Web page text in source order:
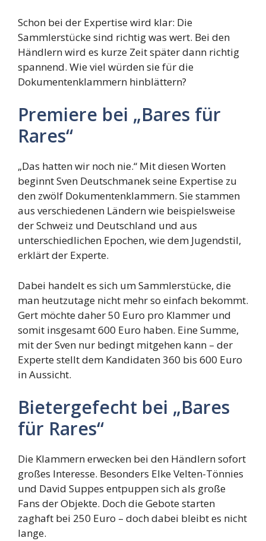
Schon bei der Expertise wird klar: Die
Sammlerstücke sind richtig was wert. Bei den
Händlern wird es kurze Zeit später dann richtig
spannend. Wie viel würden sie für die
Dokumentenklammern hinblättern?
Premiere bei „Bares für
Rares“
„Das hatten wir noch nie.“ Mit diesen Worten
beginnt Sven Deutschmanek seine Expertise zu
den zwölf Dokumentenklammern. Sie stammen
aus verschiedenen Ländern wie beispielsweise
der Schweiz und Deutschland und aus
unterschiedlichen Epochen, wie dem Jugendstil,
erklärt der Experte.
Dabei handelt es sich um Sammlerstücke, die
man heutzutage nicht mehr so einfach bekommt.
Gert möchte daher 50 Euro pro Klammer und
somit insgesamt 600 Euro haben. Eine Summe,
mit der Sven nur bedingt mitgehen kann – der
Experte stellt dem Kandidaten 360 bis 600 Euro
in Aussicht.
Bietergefecht bei „Bares
für Rares“
Die Klammern erwecken bei den Händlern sofort
großes Interesse. Besonders Elke Velten-Tönnies
und David Suppes entpuppen sich als große
Fans der Objekte. Doch die Gebote starten
zaghaft bei 250 Euro – doch dabei bleibt es nicht
lange.